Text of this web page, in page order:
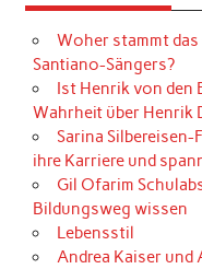
Woher stammt das
Santiano-Sängers?
Ist Henrik von den
Wahrheit über Henrik
Sarina Silbereisen-
ihre Karriere und
Gil Ofarim
Bildungsweg wissen
Lebensstil
Andrea Kaiser und